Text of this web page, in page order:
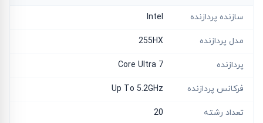
سازنده پردازنده Intel
مدل پردازنده 255HX
پردازنده Core Ultra 7
فرکانس پردازنده Up To 5.2GHz
تعداد رشته 20